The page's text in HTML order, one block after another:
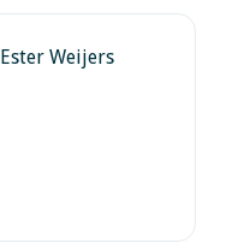
Ester Weijers